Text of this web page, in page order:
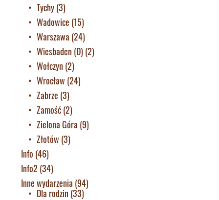
Tychy(3)
Wadowice (15)
Warszawa (24)
Wiesbaden (D) (2)
Wołczyn (2)
Wrocław (24)
Zabrze (3)
Zamość(2)
Zielona Góra (9)
Złotów (3)
Info (46)
Info2 (34)
Inne wydarzenia (94)
Dla rodzin (33)